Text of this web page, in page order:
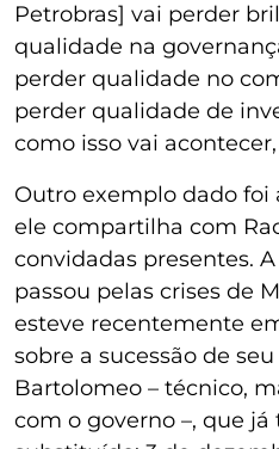
Petrobras] vai perder
qualidade na
perder qualidade no
perder qualidade de
como isso vai acontecer,
Outro exemplo dado foi
ele compartilha com
convidadas presentes.
passou pelas crises de
esteve recentemente
sobre a sucessão de
Bartolomeo – técnico,
com o governo –, que